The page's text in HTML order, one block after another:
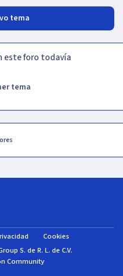
tema
este foro todavía
tema
Cookies
S. de R. L. de C.V.
Community